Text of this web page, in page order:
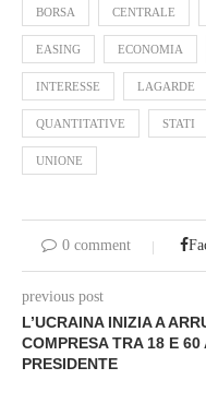
BORSA CENTRALE
EASING ECONOMIA
INTERESSE LAGARDE
QUANTITATIVE STATI
UNIONE
0 comment
previous post
L’UCRAINA INIZIA A
COMPRESA TRA 18 E
PRESIDENTE